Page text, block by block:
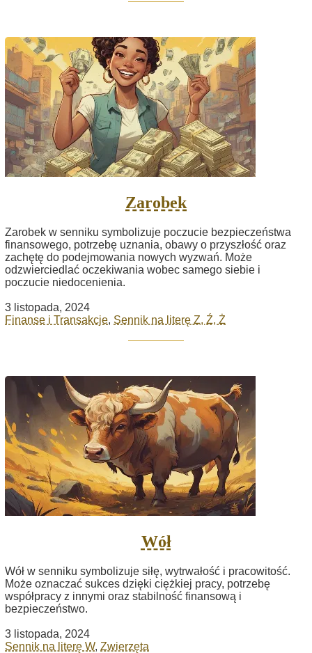
Zarobek
Zarobek w senniku symbolizuje poczucie bezpieczeństwa
finansowego, potrzebę uznania, obawy o przyszłość oraz
zachętę do podejmowania nowych wyzwań. Może
odzwierciedlać oczekiwania wobec samego siebie i
poczucie niedocenienia.
3 listopada, 2024
Finanse i Transakcje, Sennik na literę Z, Ź, Ż
Wół
Wół w senniku symbolizuje siłę, wytrwałość i pracowitość.
Może oznaczać sukces dzięki ciężkiej pracy, potrzebę
współpracy z innymi oraz stabilność finansową i
bezpieczeństwo.
3 listopada, 2024
Sennik na literę W, Zwierzęta